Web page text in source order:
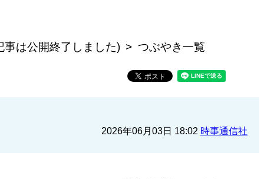
は公開終了しました) つぶやき一覧
2026年06月03日 18:02 時事通信社